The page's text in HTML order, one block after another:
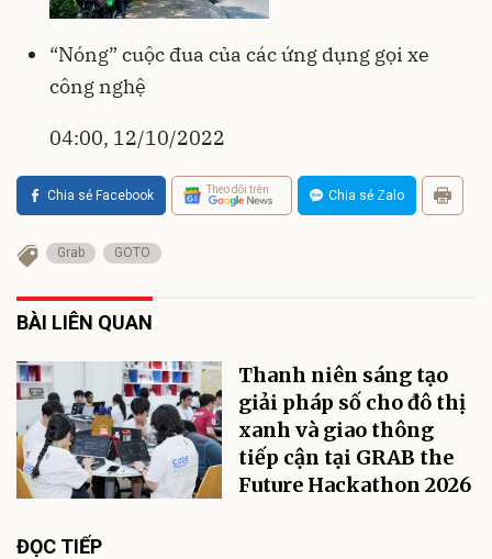
“Nóng” cuộc đua của các ứng dụng gọi xe
công nghệ
04:00, 12/10/2022
Chia sẻ Facebook Theo dõi trên Chia sẻ Zalo
Grab GOTO
BÀI LIÊN QUAN
Thanh niên sáng tạo
giải pháp số cho đô thị
xanh và giao thông
tiếp cận tại GRAB the
Future Hackathon 2026
ĐỌC TIẾP